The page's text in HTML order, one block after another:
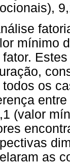
mínimo
fator.
todos os
(valor
as